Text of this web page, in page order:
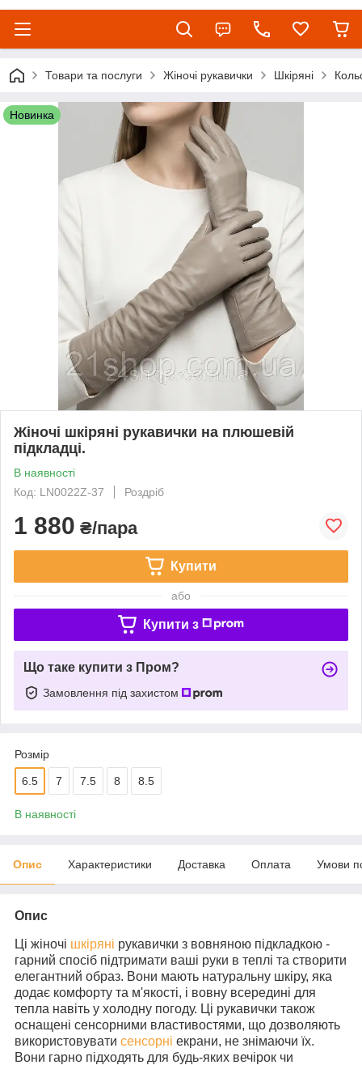
Товари та послуги Жіночі рукавички Шкіряні
Новинка
Жіночі шкіряні рукавички на плюшевій
підкладці.
В наявності
Код: LN0022Z-37
Роздріб
1 880 ₴/пара
Купити
або
Купити з
Що таке купити з Пром?
Замовлення під захистом
Розмір
6.5 7 7.5 8 8.5
В наявності
Опис Характеристики Доставка Оплата Умови
Опис
Ці жіночі шкіряні рукавички з вовняною підкладкою -
гарний спосіб підтримати ваші руки в теплі та створити
елегантний образ. Вони мають натуральну шкіру, яка
додає комфорту та м'якості, і вовну всередині для
тепла навіть у холодну погоду. Ці рукавички також
оснащені сенсорними властивостями, що дозволяють
використовувати сенсорні екрани, не знімаючи їх.
Вони гарно підходять для будь-яких вечірок чи